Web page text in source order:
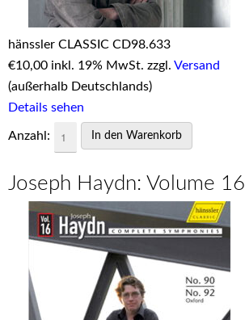
hänssler CLASSIC CD98.633
€10,00 inkl. 19% MwSt. zzgl. Versand
(außerhalb Deutschlands)
Details sehen
Anzahl:
Joseph Haydn: Volume 16